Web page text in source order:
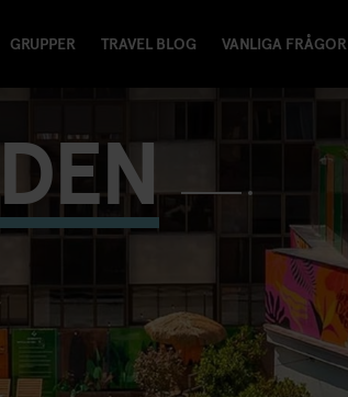
GRUPPER TRAVEL BLOG VANLIGA FRÅGOR